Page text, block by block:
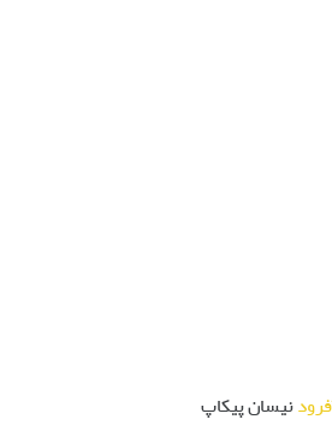
هم بسياري از افراد ترجيح مي‌دهند تا يک